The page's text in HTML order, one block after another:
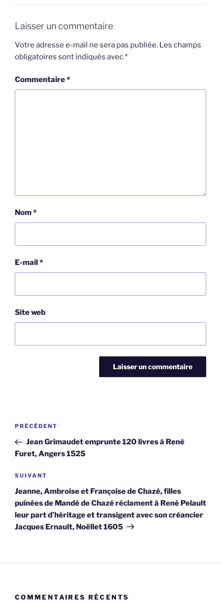
Laisser un commentaire
Votre adresse e-mail ne sera pas publiée. Les champs
obligatoires sont indiqués avec*
Commentaire*
Nom*
E-mail*
Site web
Navigation
l’article
Article
précédent
PRÉCÉDENT
Jean Grimaudet emprunte 120 livres à René
Furet, Angers 1525
Article
suivant
SUIVANT
Jeanne, Ambroise et Françoise de Chazé, filles
puînées de Mandé de Chazé réclament à René Pelault
leur part d’héritage et transigent avec son créancier
Jacques Ernault, Noëllet 1605
COMMENTAIRES RÉCENTS